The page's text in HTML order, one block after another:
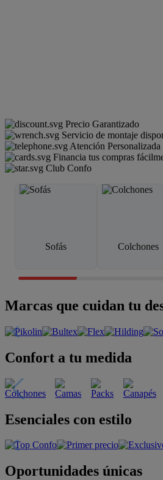
Precio Garantizado
Servicio de montaje
Atención Personalizada
Financia tus compras
Club Confo
Sofás Colchones
Marcas que cuidan tu
Confort a tu medida
Esenciales con estilo
Oportunidades únicas